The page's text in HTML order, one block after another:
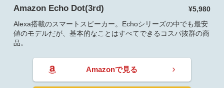
Amazon Echo Dot(3rd)
¥5,980
Alexa搭載のスマートスピーカー。Echoシリーズの中でも最安
値のモデルだが、基本的なことはすべてできるコスパ抜群の商
品。
Amazonで見る